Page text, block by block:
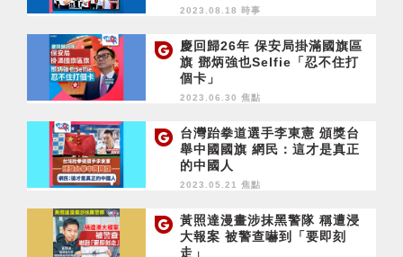
2023.08.18 時事
慶回歸26年 保安局掛滿國旗區
旗 鄧炳強也Selfie「忍不住打
個卡」
2023.06.30 焦點
台灣跆拳道選手李東憲 頒獎台
舉中國國旗 網民：這才是真正
的中國人
2023.05.21 焦點
黃照達漫畫涉抹黑警隊 稱遭浸
大報案 被警查嚇到「要即刻
走」